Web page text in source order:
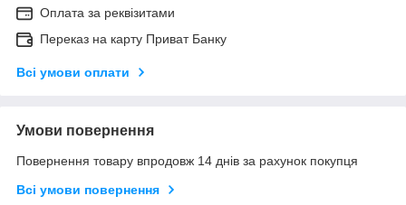
Оплата за реквізитами
Переказ на карту Приват Банку
Всі умови оплати
Умови повернення
Повернення товару впродовж 14 днів за рахунок покупця
Всі умови повернення